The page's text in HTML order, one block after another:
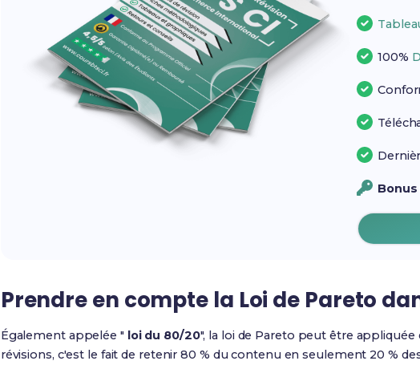
100%
Prendre en compte la Loi de Pareto
Également appelée " loi du 80/20", la loi de Pareto peut être
révisions, c'est le fait de retenir 80 % du contenu en seulement 20 %